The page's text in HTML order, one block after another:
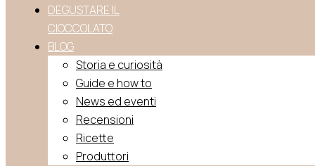
DEGUSTARE IL
CIOCCOLATO
BLOG
Storia e curiosità
Guide e how to
News ed eventi
Recensioni
Ricette
Produttori